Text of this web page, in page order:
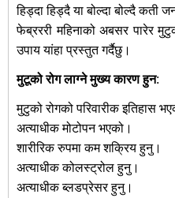
हिड्दा हिड्दै या बोल्दा बोल्दै कती
फेब्रररी महिनाको अबसर पारेर
उपाय यांहा प्रस्तुत गर्दैछु।
मुटूको रोग लाग्ने मुख्य कारण हुन:
मुटुको रोगको परिवारीक इतिहास
अत्याधीक मोटोपन भएको।
शारीरिक रुपमा कम शक्रिय हुनु।
अत्याधीक कोलस्ट्रोल हुनु।
अत्याधीक ब्लडप्रेसर हुनु।